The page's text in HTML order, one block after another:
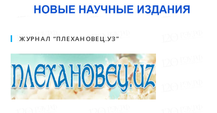
ЖУРНАЛ “ПЛЕХАНОВЕЦ.УЗ”